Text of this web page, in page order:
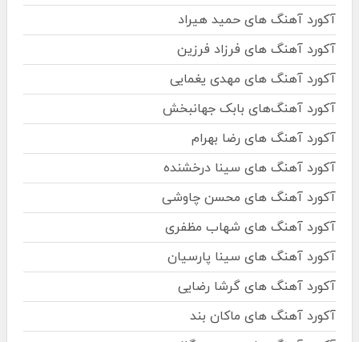
آکورد آهنگ های حمید هیراد
آکورد آهنگ های فرزاد فرزین
آکورد آهنگ های مهدی یغمایی
آکورد آهنگ‌های بابک جهانبخش
آکورد آهنگ های رضا بهرام
آکورد آهنگ های سینا درخشنده
آکورد آهنگ های محسن چاوشی
آکورد آهنگ های شهاب مظفری
آکورد آهنگ های سینا پارسیان
آکورد آهنگ های گرشا رضایی
آکورد آهنگ های ماکان بند